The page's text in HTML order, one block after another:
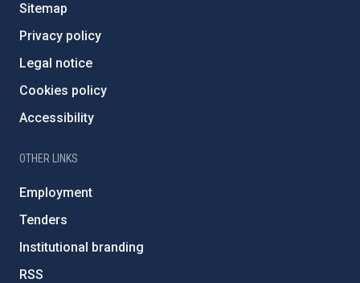
Sitemap
Privacy policy
Legal notice
Cookies policy
Accessibility
OTHER LINKS
Employment
Tenders
Institutional branding
RSS